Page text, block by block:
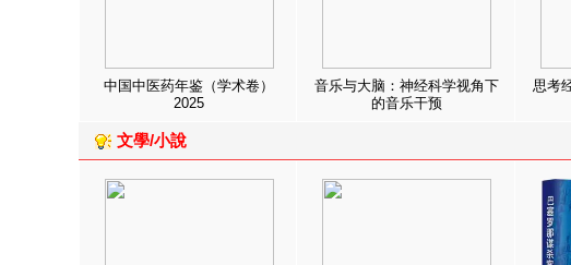
中国中医药年鉴（学术卷）
2025
音乐与大脑：神经科学视角下
的音乐干预
思考
文學/小說